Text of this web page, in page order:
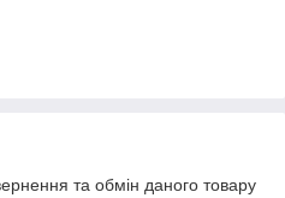
та обмін даного товару